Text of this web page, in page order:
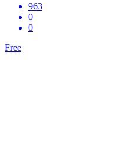
963
0
0
Free